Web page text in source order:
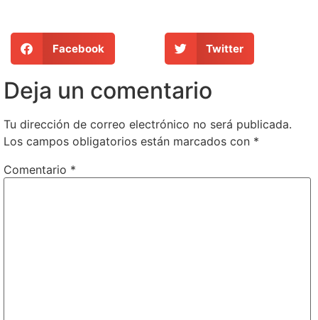
Facebook Twitter
Deja un comentario
Tu dirección de correo electrónico no será publicada.
Los campos obligatorios están marcados con *
Comentario *